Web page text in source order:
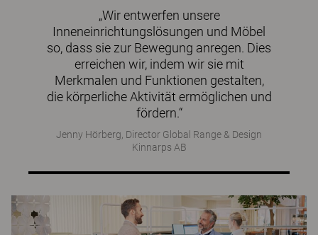
„Wir entwerfen unsere
Inneneinrichtungslösungen und Möbel
so, dass sie zur Bewegung anregen. Dies
erreichen wir, indem wir sie mit
Merkmalen und Funktionen gestalten,
die körperliche Aktivität ermöglichen und
fördern.“
Jenny Hörberg, Director Global Range & Design
Kinnarps AB